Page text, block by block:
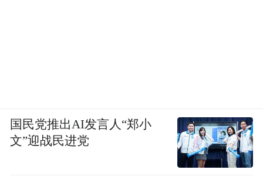
国民党推出AI发言人“郑小
文”迎战民进党